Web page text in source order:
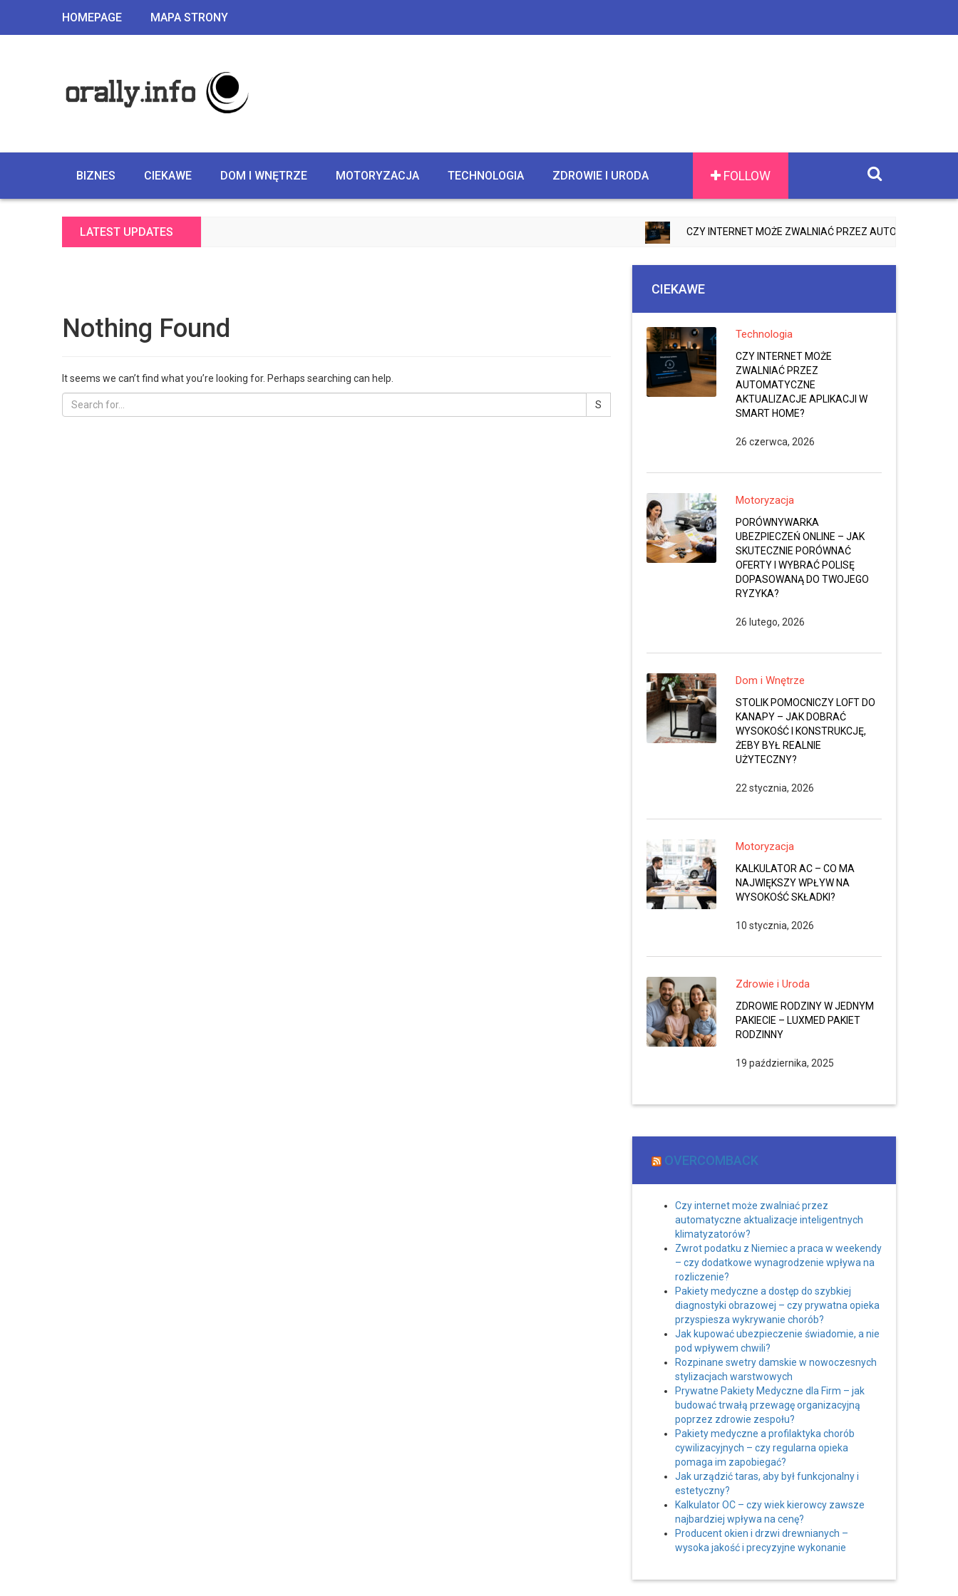
HOMEPAGE MAPA STRONY
FOLLOW
BIZNES CIEKAWE DOM I WNĘTRZE MOTORYZACJA TECHNOLOGIA ZDROWIE I URODA
LATEST UPDATES CZY INTERNET MOŻE ZWALNIAĆ PRZEZ AUTOMATYCZNE
Nothing Found
It seems we can’t find what you’re looking for. Perhaps searching can help.
CIEKAWE
Technologia
CZY INTERNET MOŻE
ZWALNIAĆ PRZEZ
AUTOMATYCZNE
AKTUALIZACJE APLIKACJI W
SMART HOME?
26 czerwca, 2026
Motoryzacja
PORÓWNYWARKA
UBEZPIECZEŃ ONLINE – JAK
SKUTECZNIE PORÓWNAĆ
OFERTY I WYBRAĆ POLISĘ
DOPASOWANĄ DO TWOJEGO
RYZYKA?
26 lutego, 2026
Dom i Wnętrze
STOLIK POMOCNICZY LOFT DO
KANAPY – JAK DOBRAĆ
WYSOKOŚĆ I KONSTRUKCJĘ,
ŻEBY BYŁ REALNIE
UŻYTECZNY?
22 stycznia, 2026
Motoryzacja
KALKULATOR AC – CO MA
NAJWIĘKSZY WPŁYW NA
WYSOKOŚĆ SKŁADKI?
10 stycznia, 2026
Zdrowie i Uroda
ZDROWIE RODZINY W JEDNYM
PAKIECIE – LUXMED PAKIET
RODZINNY
19 października, 2025
OVERCOMBACK
Czy internet może zwalniać przez
automatyczne aktualizacje inteligentnych
klimatyzatorów?
Zwrot podatku z Niemiec a praca w weekendy
– czy dodatkowe wynagrodzenie wpływa na
rozliczenie?
Pakiety medyczne a dostęp do szybkiej
diagnostyki obrazowej – czy prywatna opieka
przyspiesza wykrywanie chorób?
Jak kupować ubezpieczenie świadomie, a nie
pod wpływem chwili?
Rozpinane swetry damskie w nowoczesnych
stylizacjach warstwowych
Prywatne Pakiety Medyczne dla Firm – jak
budować trwałą przewagę organizacyjną
poprzez zdrowie zespołu?
Pakiety medyczne a profilaktyka chorób
cywilizacyjnych – czy regularna opieka
pomaga im zapobiegać?
Jak urządzić taras, aby był funkcjonalny i
estetyczny?
Kalkulator OC – czy wiek kierowcy zawsze
najbardziej wpływa na cenę?
Producent okien i drzwi drewnianych –
wysoka jakość i precyzyjne wykonanie